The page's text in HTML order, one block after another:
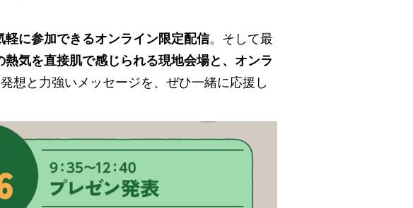
に参加できるオンライン限定配信。そして最
気を直接肌で感じられる現地会場と、オンラ
想と力強いメッセージを、ぜひ一緒に応援し